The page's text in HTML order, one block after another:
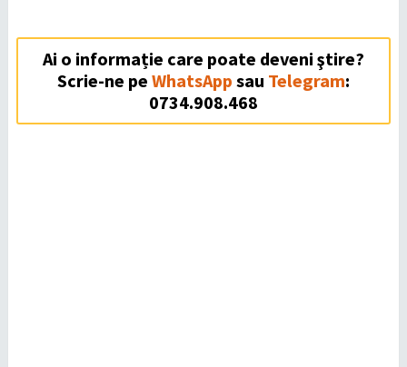
Ai o informație care poate deveni ştire?
Scrie-ne pe WhatsApp sau Telegram:
0734.908.468